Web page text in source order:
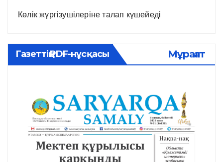
Көлік жүргізушілеріне талап күшейеді
Газеттің PDF-нұсқасы Мұрағат